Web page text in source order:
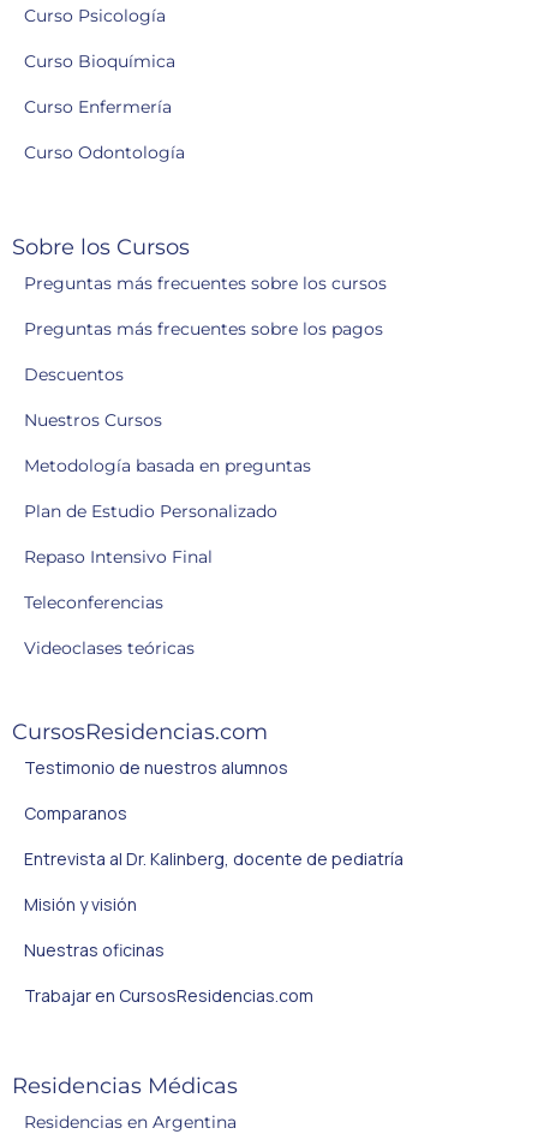
Curso Psicología
Curso Bioquímica
Curso Enfermería
Curso Odontología
Sobre los Cursos
Preguntas más frecuentes sobre los cursos
Preguntas más frecuentes sobre los pagos
Descuentos
Nuestros Cursos
Metodología basada en preguntas
Plan de Estudio Personalizado
Repaso Intensivo Final
Teleconferencias
Videoclases teóricas
CursosResidencias.com
Testimonio de nuestros alumnos
Comparanos
Entrevista al Dr. Kalinberg, docente de pediatría
Misión y visión
Nuestras oficinas
Trabajar en CursosResidencias.com
Residencias Médicas
Residencias en Argentina